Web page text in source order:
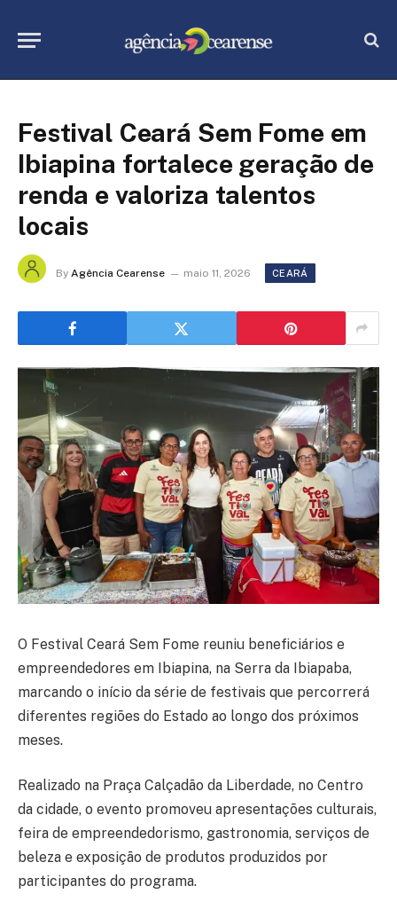
Festival Ceará Sem Fome em
Ibiapina fortalece geração de
renda e valoriza talentos
locais
By Agência Cearense maio 11, 2026 CEARÁ
O Festival Ceará Sem Fome reuniu beneficiários e
empreendedores em Ibiapina, na Serra da Ibiapaba,
marcando o início da série de festivais que percorrerá
diferentes regiões do Estado ao longo dos próximos
meses.
Realizado na Praça Calçadão da Liberdade, no Centro
da cidade, o evento promoveu apresentações culturais,
feira de empreendedorismo, gastronomia, serviços de
beleza e exposição de produtos produzidos por
participantes do programa.